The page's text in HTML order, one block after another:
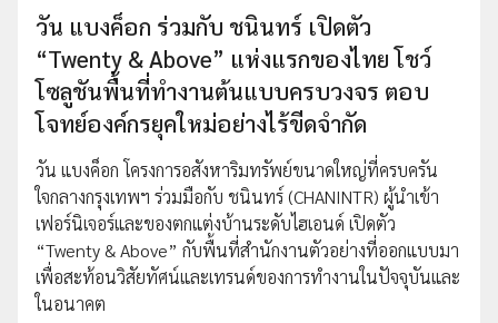
วัน แบงค็อก ร่วมกับ ชนินทร์ เปิดตัว
“Twenty & Above” แห่งแรกของไทย โชว์
โซลูชันพื้นที่ทำงานต้นแบบครบวงจร ตอบ
โจทย์องค์กรยุคใหม่อย่างไร้ขีดจำกัด
วัน แบงค็อก โครงการอสังหาริมทรัพย์ขนาดใหญ่ที่ครบครัน
ใจกลางกรุงเทพฯ ร่วมมือกับ ชนินทร์ (CHANINTR) ผู้นำเข้า
เฟอร์นิเจอร์และของตกแต่งบ้านระดับไฮเอนด์ เปิดตัว
“Twenty & Above” กับพื้นที่สำนักงานตัวอย่างที่ออกแบบมา
เพื่อสะท้อนวิสัยทัศน์และเทรนด์ของการทำงานในปัจจุบันและ
ในอนาคต